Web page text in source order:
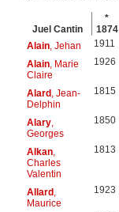
Juel Cantin
*
1874
Alain, Jehan 1911
Alain, Marie
Claire
1926
Alard, Jean-
Delphin
1815
Alary,
Georges
1850
Alkan,
Charles
Valentin
1813
Allard,
Maurice
1923